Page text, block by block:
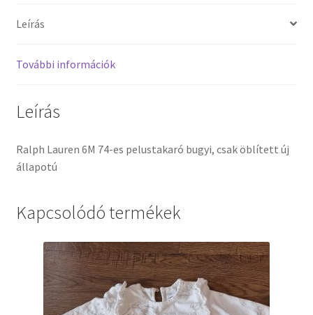
Leírás
További információk
Leírás
Ralph Lauren 6M 74-es pelustakaró bugyi, csak öblített új
állapotú
Kapcsolódó termékek